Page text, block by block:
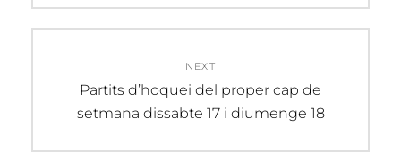
NEXT
Next
post:
Partits d’hoquei del proper cap de
setmana dissabte 17 i diumenge 18